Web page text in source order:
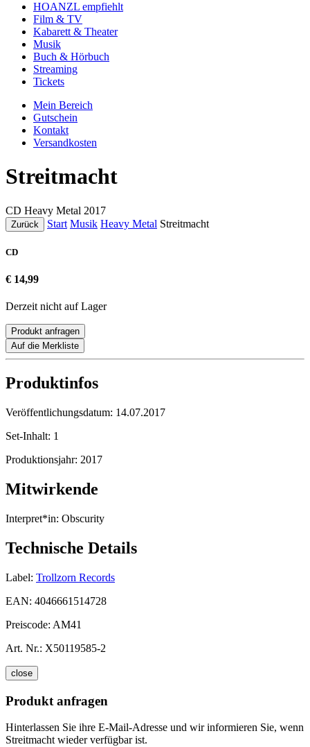
HOANZL empfiehlt
Film & TV
Kabarett & Theater
Musik
Buch & Hörbuch
Streaming
Tickets
Mein Bereich
Gutschein
Kontakt
Versandkosten
Streitmacht
CD Heavy Metal 2017
Zurück Start Musik Heavy Metal Streitmacht
CD
€ 14,99
Derzeit nicht auf Lager
Produkt anfragen
Auf die Merkliste
Produktinfos
Veröffentlichungsdatum: 14.07.2017
Set-Inhalt: 1
Produktionsjahr: 2017
Mitwirkende
Interpret*in: Obscurity
Technische Details
Label: Trollzorn Records
EAN: 4046661514728
Preiscode: AM41
Art. Nr.: X50119585-2
close
Produkt anfragen
Hinterlassen Sie ihre E-Mail-Adresse und wir informieren Sie, wenn
Streitmacht wieder verfügbar ist.